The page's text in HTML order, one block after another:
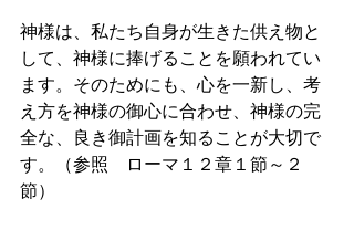
神様は、私たち自身が生きた供え物と
して、神様に捧げることを願われてい
ます。そのためにも、心を一新し、考
え方を神様の御心に合わせ、神様の完
全な、良き御計画を知ることが大切で
す。（参照　ローマ１２章１節～２
節）